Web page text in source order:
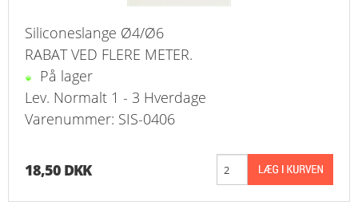
Siliconeslange Ø4/Ø6
RABAT VED FLERE METER.
På lager
Lev. Normalt 1 - 3 Hverdage
Varenummer: SIS-0406
18,50 DKK